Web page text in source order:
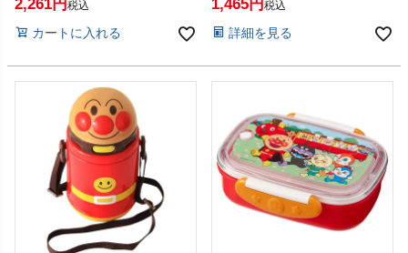
会社/レックケミカル】【ゴキブ
【SBT】
2,261 税込
カートに入れる
ランチ 子供用 LEC】【SBT】
1,465 税込
詳細を見る